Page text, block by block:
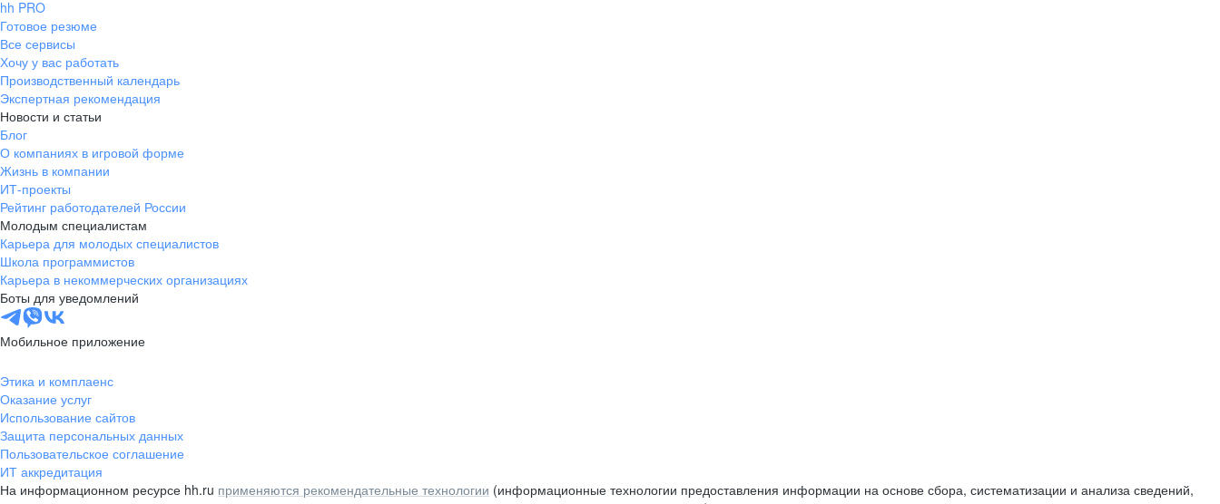
hh PRO
Готовое резюме
Все сервисы
Хочу у вас работать
Производственный календарь
Экспертная рекомендация
Новости и статьи
Блог
О компаниях в игровой форме
Жизнь в компании
ИТ-проекты
Рейтинг работодателей России
Молодым специалистам
Карьера для молодых специалистов
Школа программистов
Карьера в некоммерческих организациях
Боты для уведомлений
Мобильное приложение
Этика и комплаенс
Оказание услуг
Использование сайтов
Защита персональных данных
Пользовательское соглашение
ИТ аккредитация
На информационном ресурсе hh.ru применяются рекомендательные технологии (информационные технологии предоставления информации на основе сбора, систематизации и анализа сведений,